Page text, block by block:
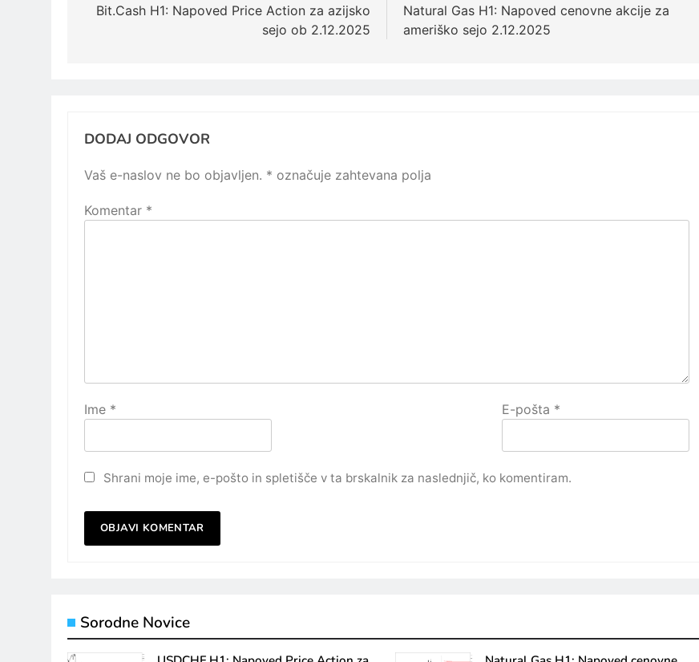
prispevka
Bit.Cash H1: Napoved Price Action za azijsko
sejo ob 2.12.2025
Natural Gas H1: Napoved cenovne akcije za
ameriško sejo 2.12.2025
DODAJ ODGOVOR
Vaš e-naslov ne bo objavljen. * označuje zahtevana polja
Komentar *
Ime * E-pošta *
Shrani moje ime, e-pošto in spletišče v ta brskalnik za naslednjič, ko komentiram.
Sorodne Novice